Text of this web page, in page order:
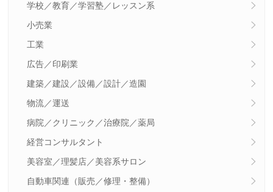
学校／教育／学習塾／レッスン系
小売業
工業
広告／印刷業
建築／建設／設備／設計／造園
物流／運送
病院／クリニック／治療院／薬局
経営コンサルタント
美容室／理髪店／美容系サロン
自動車関連（販売／修理・整備）